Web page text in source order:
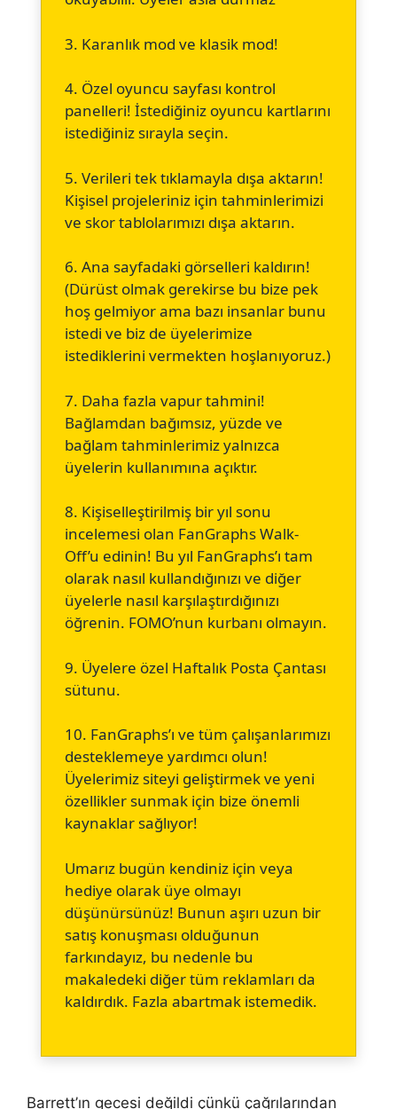
3. Karanlık mod ve klasik mod!
4. Özel oyuncu sayfası kontrol
panelleri! İstediğiniz oyuncu kartlarını
istediğiniz sırayla seçin.
5. Verileri tek tıklamayla dışa aktarın!
Kişisel projeleriniz için tahminlerimizi
ve skor tablolarımızı dışa aktarın.
6. Ana sayfadaki görselleri kaldırın!
(Dürüst olmak gerekirse bu bize pek
hoş gelmiyor ama bazı insanlar bunu
istedi ve biz de üyelerimize
istediklerini vermekten hoşlanıyoruz.)
7. Daha fazla vapur tahmini!
Bağlamdan bağımsız, yüzde ve
bağlam tahminlerimiz yalnızca
üyelerin kullanımına açıktır.
8. Kişiselleştirilmiş bir yıl sonu
incelemesi olan FanGraphs Walk-
Off’u edinin! Bu yıl FanGraphs’ı tam
olarak nasıl kullandığınızı ve diğer
üyelerle nasıl karşılaştırdığınızı
öğrenin. FOMO’nun kurbanı olmayın.
9. Üyelere özel Haftalık Posta Çantası
sütunu.
10. FanGraphs’ı ve tüm çalışanlarımızı
desteklemeye yardımcı olun!
Üyelerimiz siteyi geliştirmek ve yeni
özellikler sunmak için bize önemli
kaynaklar sağlıyor!
Umarız bugün kendiniz için veya
hediye olarak üye olmayı
düşünürsünüz! Bunun aşırı uzun bir
satış konuşması olduğunun
farkındayız, bu nedenle bu
makaledeki diğer tüm reklamları da
kaldırdık. Fazla abartmak istemedik.
Barrett’ın gecesi değildi çünkü çağrılarından